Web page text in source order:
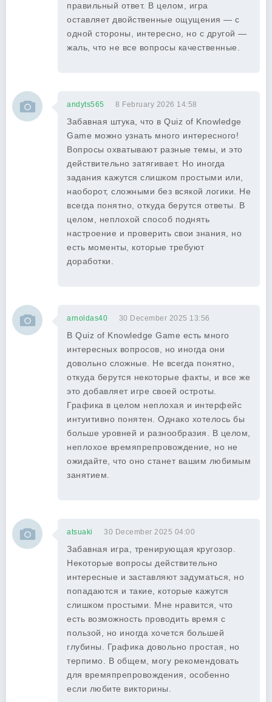
правильный ответ. В целом, игра
оставляет двойственные ощущения — с
одной стороны, интересно, но с другой —
жаль, что не все вопросы качественные.
andyts565 8 February 2026 14:58
Забавная штука, что в Quiz of Knowledge
Game можно узнать много интересного!
Вопросы охватывают разные темы, и это
действительно затягивает. Но иногда
задания кажутся слишком простыми или,
наоборот, сложными без всякой логики. Не
всегда понятно, откуда берутся ответы. В
целом, неплохой способ поднять
настроение и проверить свои знания, но
есть моменты, которые требуют
доработки.
arnoldas40 30 December 2025 13:56
В Quiz of Knowledge Game есть много
интересных вопросов, но иногда они
довольно сложные. Не всегда понятно,
откуда берутся некоторые факты, и все же
это добавляет игре своей остроты.
Графика в целом неплохая и интерфейс
интуитивно понятен. Однако хотелось бы
больше уровней и разнообразия. В целом,
неплохое времяпрепровождение, но не
ожидайте, что оно станет вашим любимым
занятием.
atsuaki 30 December 2025 04:00
Забавная игра, тренирующая кругозор.
Некоторые вопросы действительно
интересные и заставляют задуматься, но
попадаются и такие, которые кажутся
слишком простыми. Мне нравится, что
есть возможность проводить время с
пользой, но иногда хочется большей
глубины. Графика довольно простая, но
терпимо. В общем, могу рекомендовать
для времяпрепровождения, особенно
если любите викторины.